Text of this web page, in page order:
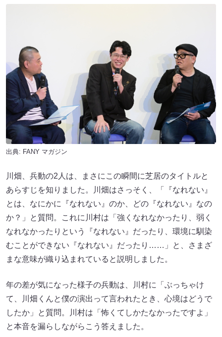
出典: FANY マガジン
川畑、兵動の2人は、まさにこの瞬間に芝居のタイトルと
あらすじを知りました。川畑はさっそく、「『なれない』
とは、なにかに『なれない』のか、どの『なれない』なの
か？」と質問。これに川村は「強くなれなかったり、弱く
なれなかったりという『なれない』だったり、環境に馴染
むことができない『なれない』だったり……」と、さまざ
まな意味が織り込まれていると説明しました。
年の差が気になった様子の兵動は、川村に「ぶっちゃけ
て、川畑くんと僕の演出って言われたとき、心境はどうで
したか」と質問。川村は「怖くてしかたなかったですよ」
と本音を漏らしながらこう答えました。